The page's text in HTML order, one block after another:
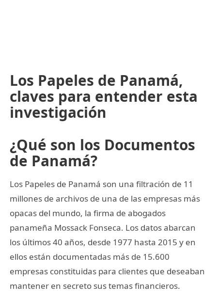
Los Papeles de Panamá,
claves para entender esta
investigación
¿Qué son los Documentos
de Panamá?
Los Papeles de Panamá son una filtración de 11
millones de archivos de una de las empresas más
opacas del mundo, la firma de abogados
panameña Mossack Fonseca. Los datos abarcan
los últimos 40 años, desde 1977 hasta 2015 y en
ellos están documentadas más de 15.600
empresas constituidas para clientes que deseaban
mantener en secreto sus temas financieros.